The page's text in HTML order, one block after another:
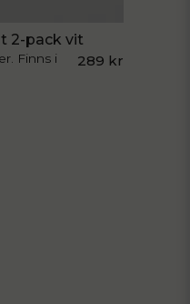
2-pack vit
Finns i
289 kr